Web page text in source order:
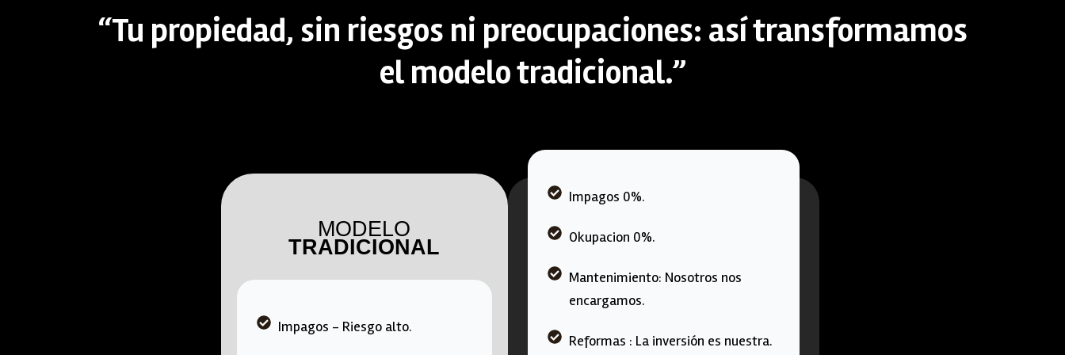
“Tu propiedad, sin riesgos ni preocupaciones: así transformamos
el modelo tradicional.”
MODELO
TRADICIONAL
Impagos - Riesgo alto.
Impagos 0%.
Okupacion 0%.
Mantenimiento: Nosotros nos
encargamos.
Reformas : La inversión es nuestra.